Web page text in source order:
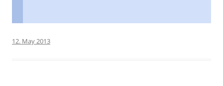
12. May 2013